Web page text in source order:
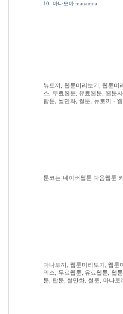
10. 마나모아 manamoa
뉴토끼, 웹툰미리보기, 웹툰미
스, 무료웹툰, 유료웹툰, 웹툰
탑툰, 썰만화, 썰툰, 뉴토끼 -
툰코는 네이버웹툰 다음웹툰
마나토끼, 웹툰미리보기, 웹툰
믹스, 무료웹툰, 유료웹툰, 웹
툰, 탑툰, 썰만화, 썰툰, 마나토